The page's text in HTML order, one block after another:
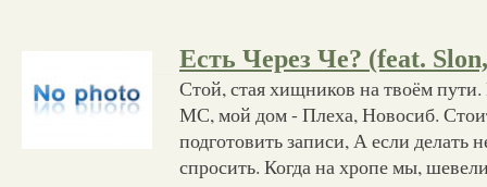
Есть Через Че? (feat.
Стой, стая хищников на твоём
МС, мой дом - Плеха, Новосиб.
подготовить записи, А если делать
спросить. Когда на хропе мы,